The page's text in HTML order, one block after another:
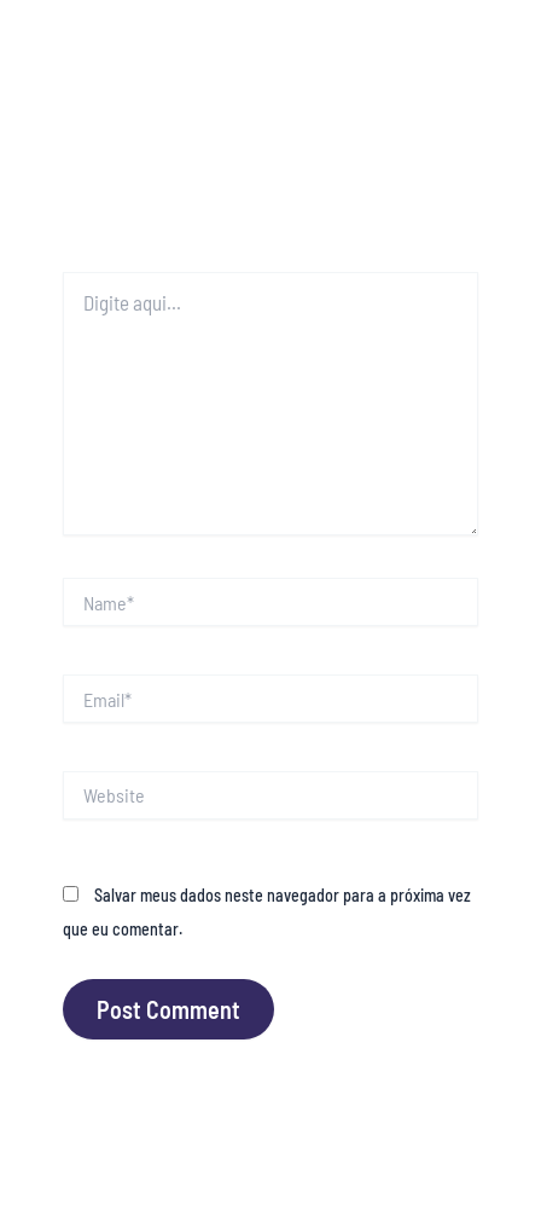
aqui...
Salvar meus dados neste navegador para a próxima vez
que eu comentar.